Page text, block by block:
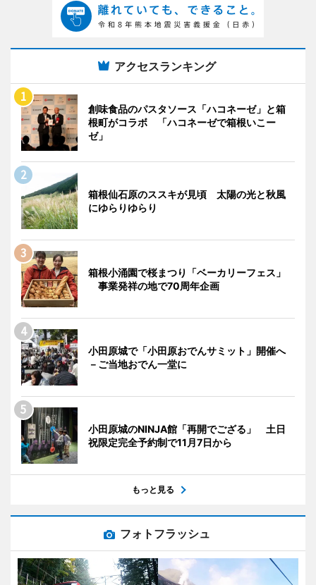
アクセスランキング
創味食品のパスタソース「ハコネーゼ」と箱
根町がコラボ 「ハコネーゼで箱根いこー
ゼ」
箱根仙石原のススキが見頃 太陽の光と秋風
にゆらりゆらり
箱根小涌園で桜まつり「ベーカリーフェス」
事業発祥の地で70周年企画
小田原城で「小田原おでんサミット」開催へ
－ご当地おでん一堂に
小田原城のNINJA館「再開でござる」 土日
祝限定完全予約制で11月7日から
もっと見る
フォトフラッシュ